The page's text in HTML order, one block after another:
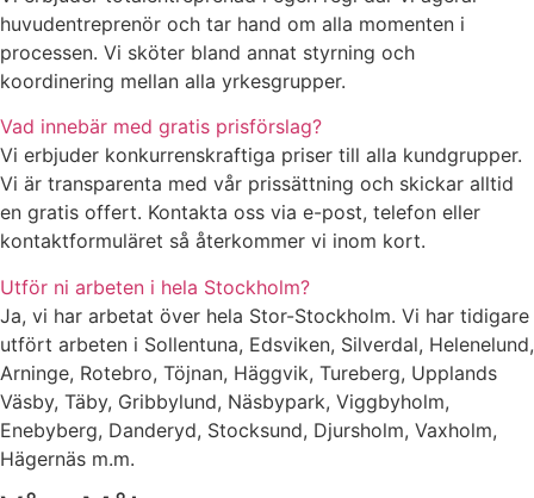
huvudentreprenör och tar hand om alla momenten i
processen. Vi sköter bland annat styrning och
koordinering mellan alla yrkesgrupper.
Vad innebär med gratis prisförslag?
Vi erbjuder konkurrenskraftiga priser till alla kundgrupper.
Vi är transparenta med vår prissättning och skickar alltid
en gratis offert. Kontakta oss via e-post, telefon eller
kontaktformuläret så återkommer vi inom kort.
Utför ni arbeten i hela Stockholm?
Ja, vi har arbetat över hela Stor-Stockholm. Vi har tidigare
utfört arbeten i Sollentuna, Edsviken, Silverdal, Helenelund,
Arninge, Rotebro, Töjnan, Häggvik, Tureberg, Upplands
Väsby, Täby, Gribbylund, Näsbypark, Viggbyholm,
Enebyberg, Danderyd, Stocksund, Djursholm, Vaxholm,
Hägernäs m.m.